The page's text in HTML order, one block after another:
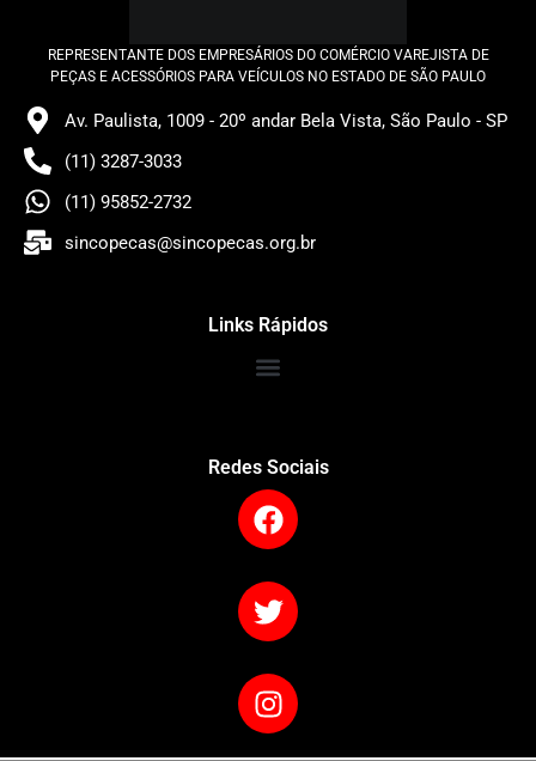
REPRESENTANTE DOS EMPRESÁRIOS DO COMÉRCIO VAREJISTA DE
PEÇAS E ACESSÓRIOS PARA VEÍCULOS NO ESTADO DE SÃO PAULO
Av. Paulista, 1009 - 20º andar Bela Vista, São Paulo - SP
(11) 3287-3033
(11) 95852-2732
sincopecas@sincopecas.org.br
Links Rápidos
Redes Sociais